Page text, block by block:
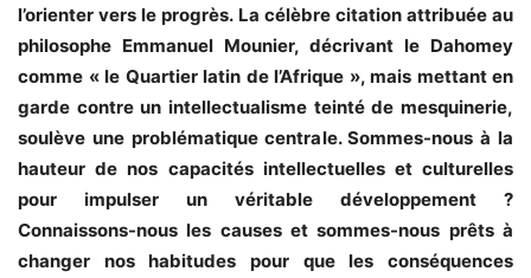
l’orienter vers le progrès. La célèbre citation attribuée au
philosophe Emmanuel Mounier, décrivant le Dahomey
comme « le Quartier latin de l’Afrique », mais mettant en
garde contre un intellectualisme teinté de mesquinerie,
soulève une problématique centrale. Sommes-nous à la
hauteur de nos capacités intellectuelles et culturelles
pour impulser un véritable développement ?
Connaissons-nous les causes et sommes-nous prêts à
changer nos habitudes pour que les conséquences